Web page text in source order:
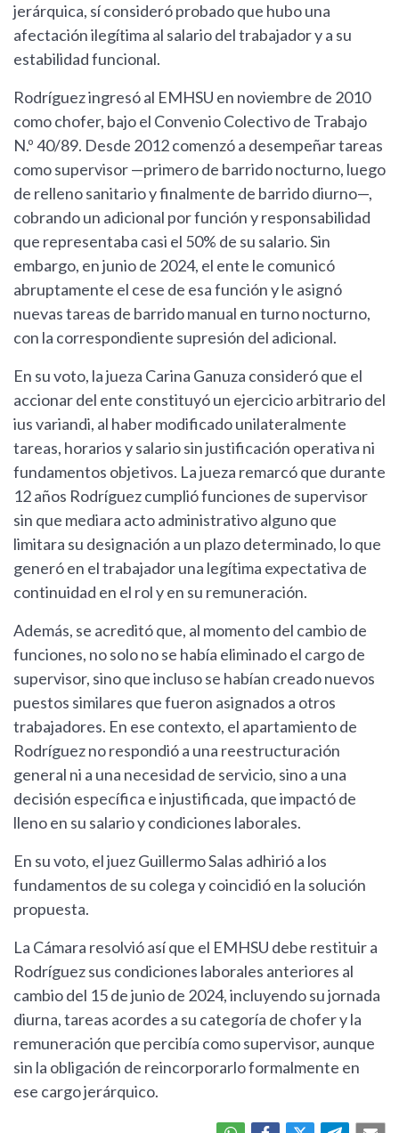
jerárquica, sí consideró probado que hubo una
afectación ilegítima al salario del trabajador y a su
estabilidad funcional.
Rodríguez ingresó al EMHSU en noviembre de 2010
como chofer, bajo el Convenio Colectivo de Trabajo
N.º 40/89. Desde 2012 comenzó a desempeñar tareas
como supervisor —primero de barrido nocturno, luego
de relleno sanitario y finalmente de barrido diurno—,
cobrando un adicional por función y responsabilidad
que representaba casi el 50% de su salario. Sin
embargo, en junio de 2024, el ente le comunicó
abruptamente el cese de esa función y le asignó
nuevas tareas de barrido manual en turno nocturno,
con la correspondiente supresión del adicional.
En su voto, la jueza Carina Ganuza consideró que el
accionar del ente constituyó un ejercicio arbitrario del
ius variandi, al haber modificado unilateralmente
tareas, horarios y salario sin justificación operativa ni
fundamentos objetivos. La jueza remarcó que durante
12 años Rodríguez cumplió funciones de supervisor
sin que mediara acto administrativo alguno que
limitara su designación a un plazo determinado, lo que
generó en el trabajador una legítima expectativa de
continuidad en el rol y en su remuneración.
Además, se acreditó que, al momento del cambio de
funciones, no solo no se había eliminado el cargo de
supervisor, sino que incluso se habían creado nuevos
puestos similares que fueron asignados a otros
trabajadores. En ese contexto, el apartamiento de
Rodríguez no respondió a una reestructuración
general ni a una necesidad de servicio, sino a una
decisión específica e injustificada, que impactó de
lleno en su salario y condiciones laborales.
En su voto, el juez Guillermo Salas adhirió a los
fundamentos de su colega y coincidió en la solución
propuesta.
La Cámara resolvió así que el EMHSU debe restituir a
Rodríguez sus condiciones laborales anteriores al
cambio del 15 de junio de 2024, incluyendo su jornada
diurna, tareas acordes a su categoría de chofer y la
remuneración que percibía como supervisor, aunque
sin la obligación de reincorporarlo formalmente en
ese cargo jerárquico.